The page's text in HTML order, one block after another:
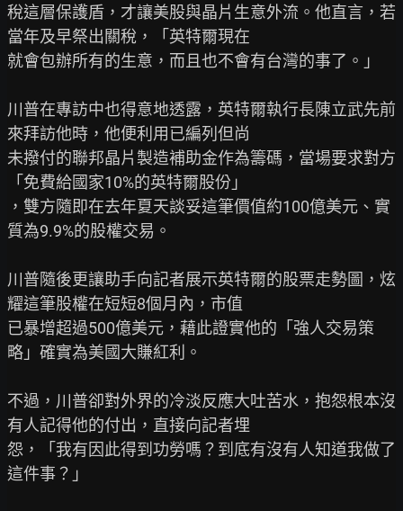
稅這層保護盾，才讓美股與晶片生意外流。他直言，若
當年及早祭出關稅，「英特爾現在
就會包辦所有的生意，而且也不會有台灣的事了。」
川普在專訪中也得意地透露，英特爾執行長陳立武先前
來拜訪他時，他便利用已編列但尚
未撥付的聯邦晶片製造補助金作為籌碼，當場要求對方
「免費給國家10%的英特爾股份」
，雙方隨即在去年夏天談妥這筆價值約100億美元、實
質為9.9%的股權交易。
川普隨後更讓助手向記者展示英特爾的股票走勢圖，炫
耀這筆股權在短短8個月內，市值
已暴增超過500億美元，藉此證實他的「強人交易策
略」確實為美國大賺紅利。
不過，川普卻對外界的冷淡反應大吐苦水，抱怨根本沒
有人記得他的付出，直接向記者埋
怨，「我有因此得到功勞嗎？到底有沒有人知道我做了
這件事？」